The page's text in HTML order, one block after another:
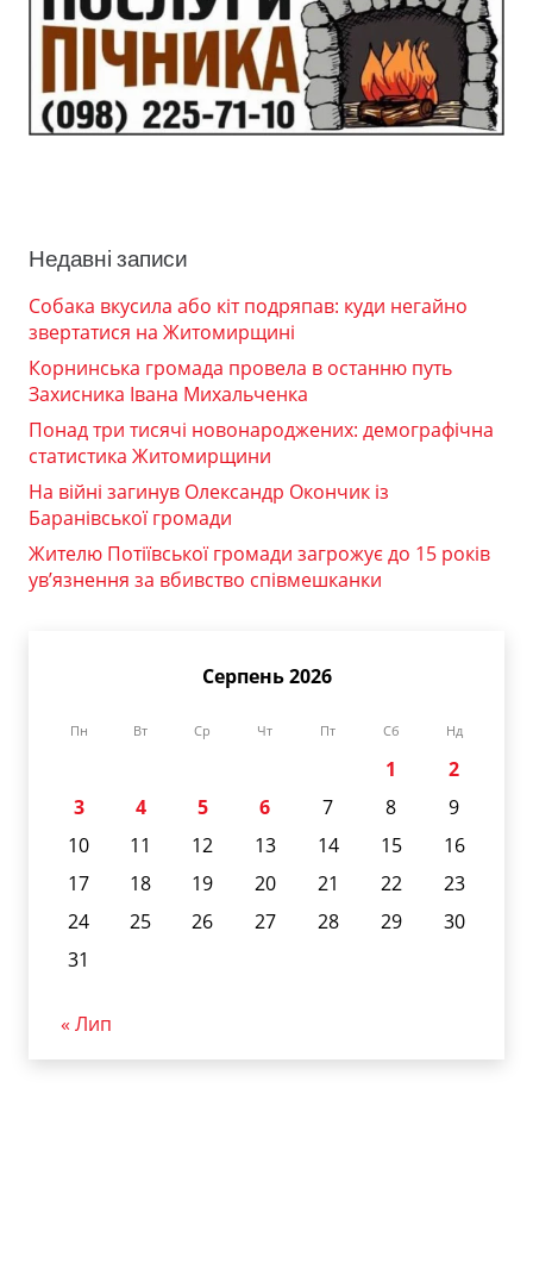
Недавні записи
Собака вкусила або кіт подряпав: куди негайно
звертатися на Житомирщині
Корнинська громада провела в останню путь
Захисника Івана Михальченка
Понад три тисячі новонароджених: демографічна
статистика Житомирщини
На війні загинув Олександр Окончик із
Баранівської громади
Жителю Потіївської громади загрожує до 15 років
ув’язнення за вбивство співмешканки
Серпень 2026
Пн Вт Ср Чт Пт Сб Нд
1
2
3
4 5 6 7 8
9
10
11 12 13 14 15
16
17
18 19 20 21 22
23
24
25 26 27 28 29
30
31
« Лип